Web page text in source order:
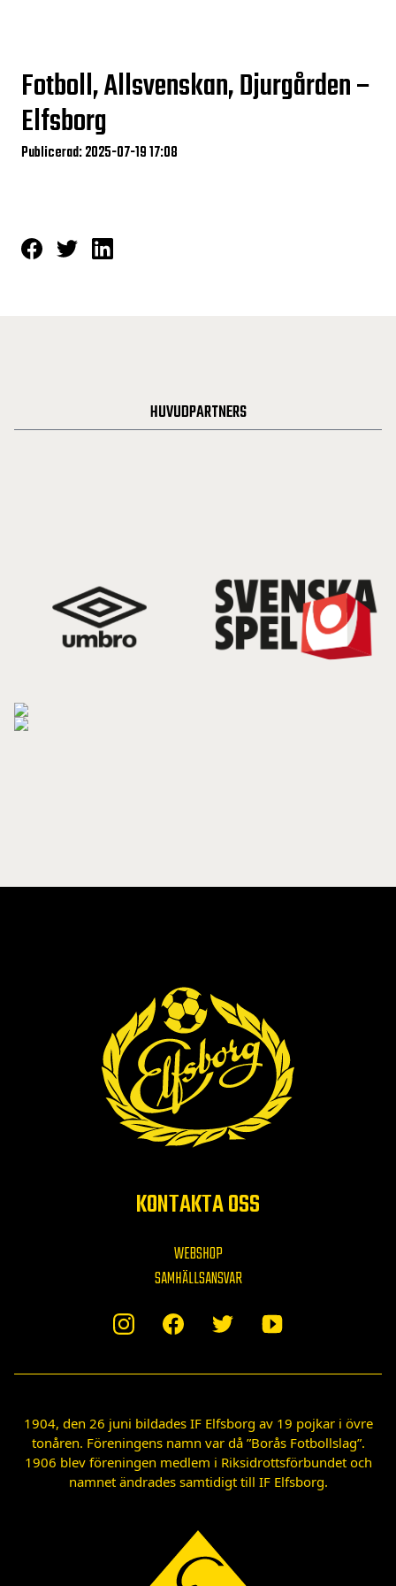
Fotboll, Allsvenskan, Djurgården –
Elfsborg
Publicerad: 2025-07-19 17:08
HUVUDPARTNERS
KONTAKTA OSS
WEBSHOP
SAMHÄLLSANSVAR
1904, den 26 juni bildades IF Elfsborg av 19 pojkar i övre
tonåren. Föreningens namn var då ”Borås Fotbollslag”.
1906 blev föreningen medlem i Riksidrottsförbundet och
namnet ändrades samtidigt till IF Elfsborg.